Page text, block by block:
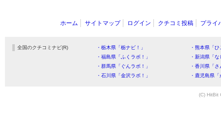
ホーム サイトマップ ログイン クチコミ投稿 プライ
全国のクチコミナビ(R) ・栃木県「栃ナビ！」
・熊本県「
・福島県「ふくラボ！」
・新潟県「
・群馬県「ぐんラボ！」
・香川県「
・石川県「金沢ラボ！」
・鹿児島県
(C) HitBit